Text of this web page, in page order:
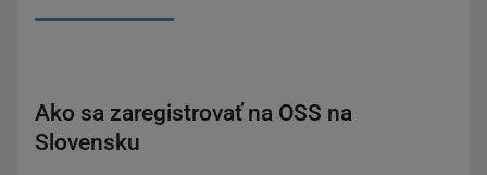
Ako sa zaregistrovať na OSS na
Slovensku